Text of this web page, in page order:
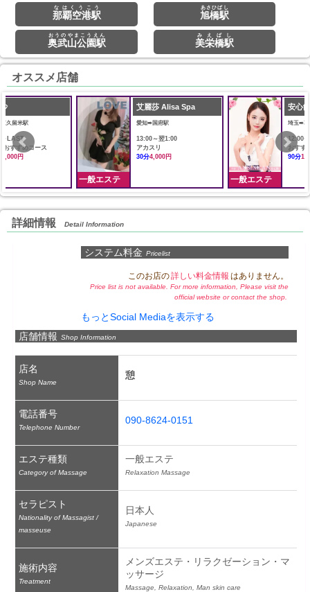
那覇空港駅
なはくうこう
旭橋駅
あさひばし
奥武山公園駅
おうのやまこうえん
美栄橋駅
みえばし
オススメ店舗
艾麗莎 Alisa Spa
愛知➠国府駅
13:00～翌1:00
アカスリ
4,000円
安心館
埼玉➠草加駅
12:00〜翌5:00
おすすめコース
10,000円
詳細情報 Detail Information
システム料金 Pricelist
このお店の詳しい料金情報 はありません。
Price list is not available. For more information, Please visit the
official website or contact the shop.
もっとSocial Mediaを表示する
店舗情報 Shop Information
店名
Shop Name
憩
電話番号
Telephone Number
090-8624-0151
エステ種類
Category of Massage
一般エステ
Relaxation Massage
セラピスト
Nationality of Massagist /
masseuse
日本人
Japanese
施術内容
Treatment
メンズエステ・リラクゼーション・マ
ッサージ
Massage, Relaxation, Man skin care